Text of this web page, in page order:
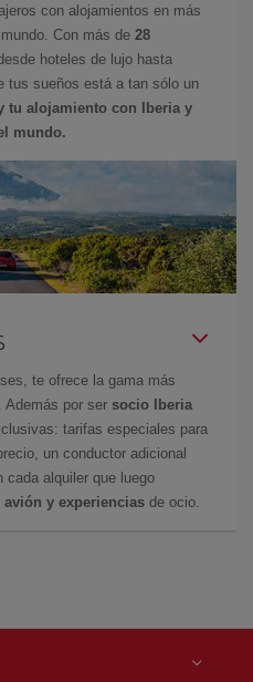
con alojamientos en más
Con más de 28
hoteles de lujo hasta
tus sueños está a tan sólo un
tu alojamiento con Iberia y
mundo.
te ofrece la gama más
Además por ser socio Iberia
tarifas especiales para
un conductor adicional
cada alquiler que luego
y experiencias de ocio.